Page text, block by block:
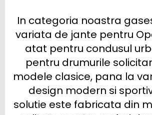
In categoria noastra
variata de jante pentru
atat pentru condusul
pentru drumurile
modele clasice, pana la
design modern si
solutie este fabricata din